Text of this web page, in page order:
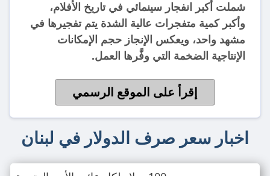
شملت أكبر انفجار سينمائي في تاريخ الأفلام،
وأكبر كمية متفجرات عالية الشدة يتم تفجيرها في
مشهد واحد، ويعكس الإنجاز حجم الإمكانات
الإنتاجية الضخمة التي وفَّرها العمل.
إقرأ على الموقع الرسمي
اخبار سعر صرف الدولار في لبنان